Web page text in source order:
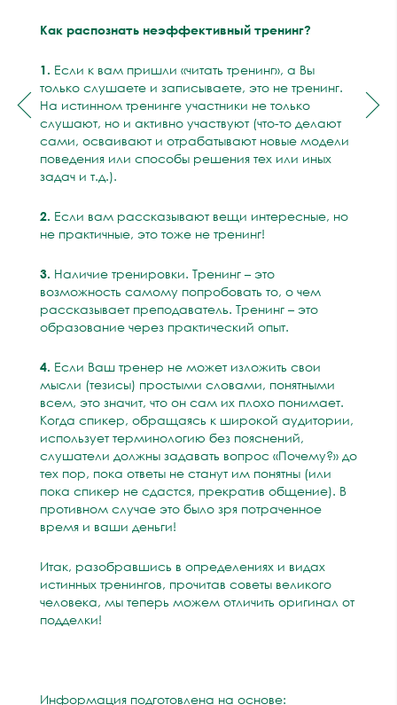
Как распознать неэффективный тренинг?
1. Если к вам пришли «читать тренинг», а Вы
только слушаете и записываете, это не тренинг.
На истинном тренинге участники не только
слушают, но и активно участвуют (что-то делают
сами, осваивают и отрабатывают новые модели
поведения или способы решения тех или иных
задач и т.д.).
2. Если вам рассказывают вещи интересные, но
не практичные, это тоже не тренинг!
3. Наличие тренировки. Тренинг – это
возможность самому попробовать то, о чем
рассказывает преподаватель. Тренинг – это
образование через практический опыт.
4. Если Ваш тренер не может изложить свои
мысли (тезисы) простыми словами, понятными
всем, это значит, что он сам их плохо понимает.
Когда спикер, обращаясь к широкой аудитории,
использует терминологию без пояснений,
слушатели должны задавать вопрос «Почему?» до
тех пор, пока ответы не станут им понятны (или
пока спикер не сдастся, прекратив общение). В
противном случае это было зря потраченное
время и ваши деньги!
Итак, разобравшись в определениях и видах
истинных тренингов, прочитав советы великого
человека, мы теперь можем отличить оригинал от
подделки!
Информация подготовлена на основе: